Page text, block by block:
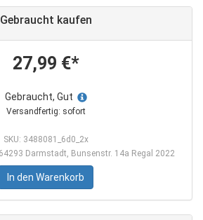
Gebraucht kaufen
27,99 €*
Gebraucht, Gut
Versandfertig: sofort
SKU: 3488081_6d0_2x
Darmstadt, Bunsenstr. 14a Regal 2022
In den Warenkorb